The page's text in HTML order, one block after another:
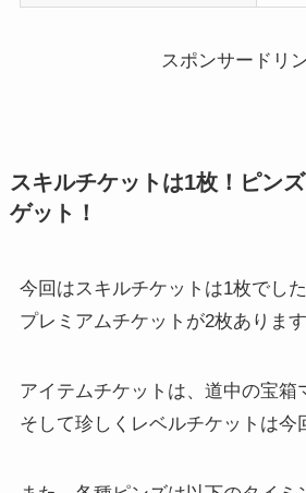
スポンサードリ
スキルチケットは1枚！ピン
ゲット！
今回はスキルチケットは1枚でした
プレミアムチケットが2枚あります
アイテムチケットは、道中の宝箱
そして珍しくレベルチケットは今